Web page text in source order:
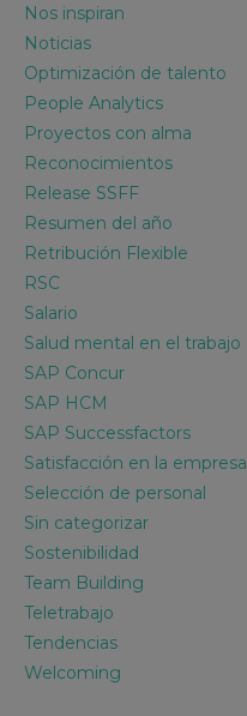
Nos inspiran
Noticias
Optimización de talento
People Analytics
Proyectos con alma
Reconocimientos
Release SSFF
Resumen del año
Retribución Flexible
RSC
Salario
Salud mental en el trabajo
SAP Concur
SAP HCM
SAP Successfactors
Satisfacción en la empresa
Selección de personal
Sin categorizar
Sostenibilidad
Team Building
Teletrabajo
Tendencias
Welcoming